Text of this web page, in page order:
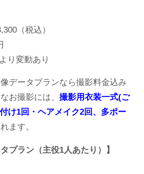
（税込）
り変動あり
データプランなら撮影料金込み
お撮影には、 撮影用衣装一式(ご
け1回・ヘアメイク2回、多ポー
ます。
プラン（主役1人あたり）】